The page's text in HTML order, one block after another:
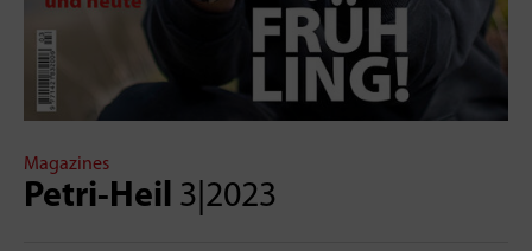
Magazines
Petri-Heil 3|2023